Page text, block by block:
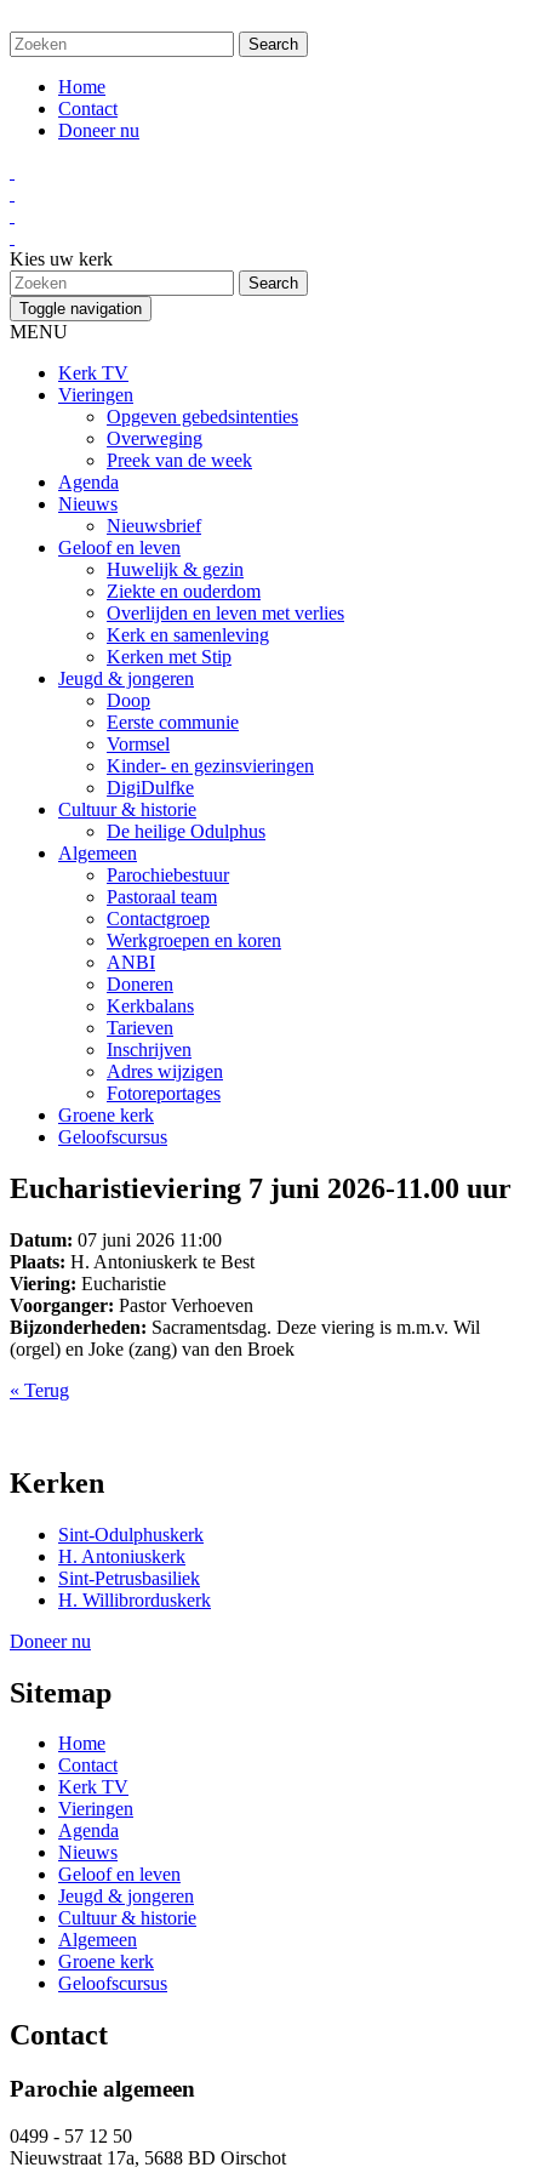
Home
Contact
Doneer nu
Kies uw kerk
Toggle navigation
MENU
Kerk TV
Vieringen
Opgeven gebedsintenties
Overweging
Preek van de week
Agenda
Nieuws
Nieuwsbrief
Geloof en leven
Huwelijk & gezin
Ziekte en ouderdom
Overlijden en leven met verlies
Kerk en samenleving
Kerken met Stip
Jeugd & jongeren
Doop
Eerste communie
Vormsel
Kinder- en gezinsvieringen
DigiDulfke
Cultuur & historie
De heilige Odulphus
Algemeen
Parochiebestuur
Pastoraal team
Contactgroep
Werkgroepen en koren
ANBI
Doneren
Kerkbalans
Tarieven
Inschrijven
Adres wijzigen
Fotoreportages
Groene kerk
Geloofscursus
Eucharistieviering 7 juni 2026-11.00 uur
Datum: 07 juni 2026 11:00
Plaats: H. Antoniuskerk te Best
Viering: Eucharistie
Voorganger: Pastor Verhoeven
Bijzonderheden: Sacramentsdag. Deze viering is m.m.v. Wil
(orgel) en Joke (zang) van den Broek
« Terug
Kerken
Sint-Odulphuskerk
H. Antoniuskerk
Sint-Petrusbasiliek
H. Willibrorduskerk
Doneer nu
Sitemap
Home
Contact
Kerk TV
Vieringen
Agenda
Nieuws
Geloof en leven
Jeugd & jongeren
Cultuur & historie
Algemeen
Groene kerk
Geloofscursus
Contact
Parochie algemeen
0499 - 57 12 50
Nieuwstraat 17a, 5688 BD Oirschot